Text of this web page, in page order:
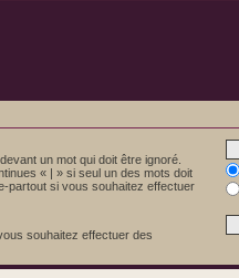
un mot qui doit être ignoré.
« | » si seul un des mots doit
partout si vous souhaitez effectuer
souhaitez effectuer des